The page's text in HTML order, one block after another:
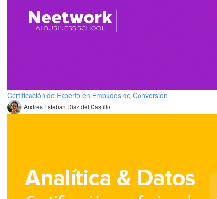
Certificación de Experto en Embudos de Conversión
Andrés Esteban Díaz del Castillo